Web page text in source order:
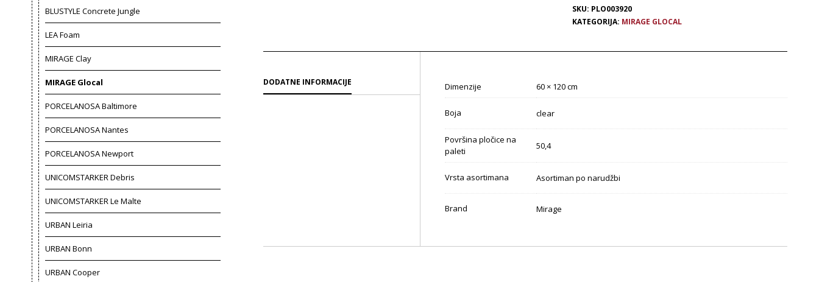
SKU: PLO003920
KATEGORIJA: MIRAGE GLOCAL
DODATNE INFORMACIJE Dimenzije 60 × 120 cm
Boja clear
Površina pločice na
paleti
50,4
Vrsta asortimana Asortiman po narudžbi
Brand Mirage
BLUSTYLE Concrete Jungle
LEA Foam
MIRAGE Clay
MIRAGE Glocal
PORCELANOSA Baltimore
PORCELANOSA Nantes
PORCELANOSA Newport
UNICOMSTARKER Debris
UNICOMSTARKER Le Malte
URBAN Leiria
URBAN Bonn
URBAN Cooper